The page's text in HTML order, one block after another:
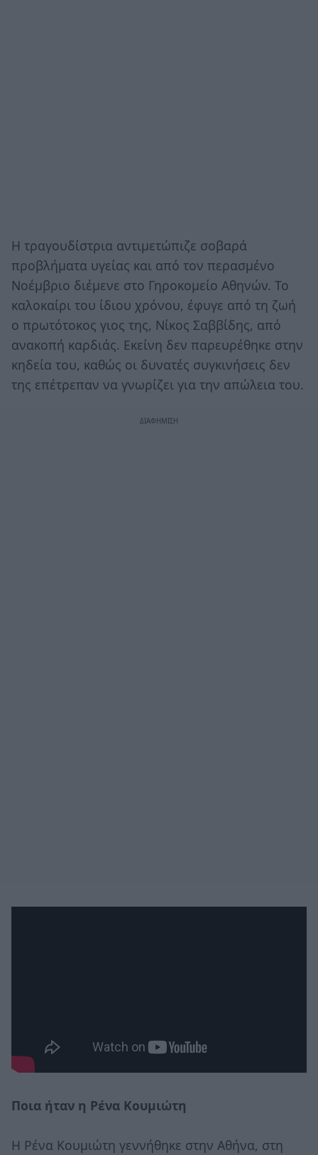
Η τραγουδίστρια αντιμετώπιζε σοβαρά
προβλήματα υγείας και από τον περασμένο
Νοέμβριο διέμενε στο Γηροκομείο Αθηνών. Το
καλοκαίρι του ίδιου χρόνου, έφυγε από τη ζωή
ο πρωτότοκος γιος της, Νίκος Σαββίδης, από
ανακοπή καρδιάς. Εκείνη δεν παρευρέθηκε στην
κηδεία του, καθώς οι δυνατές συγκινήσεις δεν
της επέτρεπαν να γνωρίζει για την απώλεια του.
Ποια ήταν η Ρένα Κουμιώτη
Η Ρένα Κουμιώτη γεννήθηκε στην Αθήνα, στη